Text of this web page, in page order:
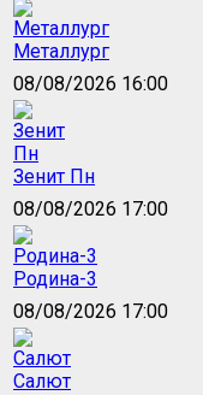
Металлург
08/08/2026 16:00
Зенит Пн
08/08/2026 17:00
Родина-3
08/08/2026 17:00
Салют